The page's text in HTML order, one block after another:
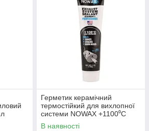
Герметик керамічний
термостійкий для вихлопної
системи NOWAX +1100⁰C
150г сірий (NX13215)
В наявності